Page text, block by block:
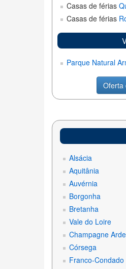
Casas de férias
Casas de férias
Parque Natural
Oferta
Alsácia
Aquitânia
Auvérnia
Borgonha
Bretanha
Vale do Loire
Champagne
Córsega
Franco-Condado